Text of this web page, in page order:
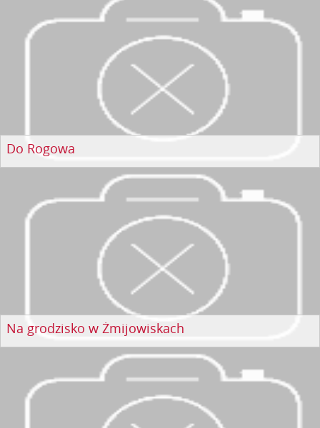
Do Rogowa
Na grodzisko w Żmijowiskach